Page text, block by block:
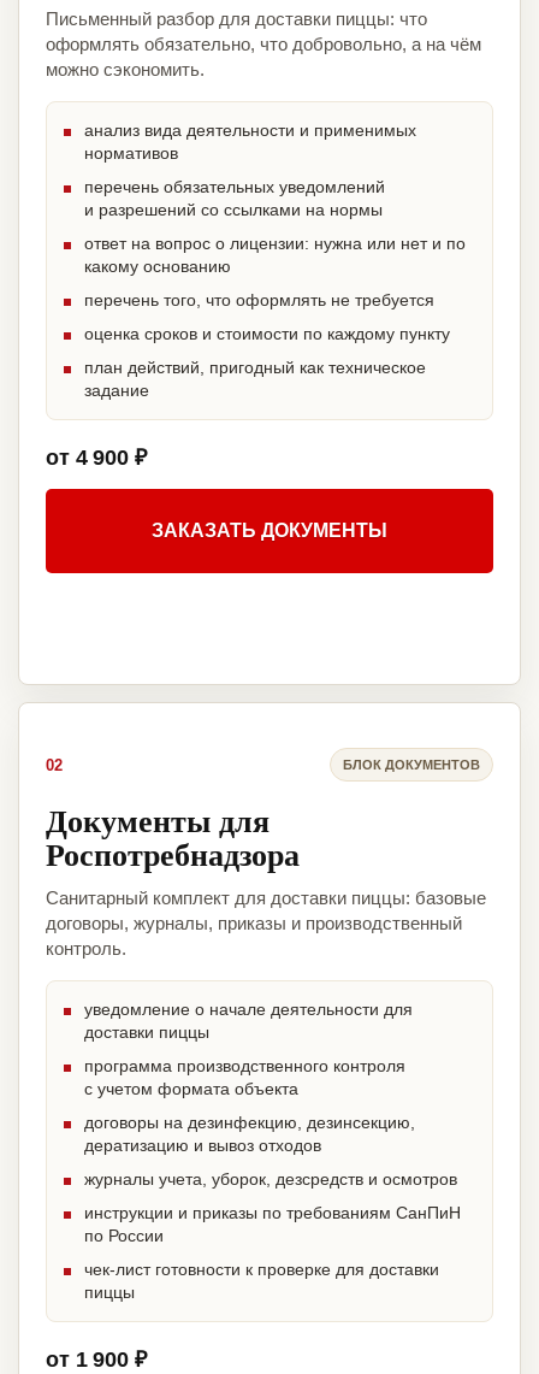
Письменный разбор для доставки пиццы: что
оформлять обязательно, что добровольно, а на чём
можно сэкономить.
анализ вида деятельности и применимых
нормативов
перечень обязательных уведомлений
и разрешений со ссылками на нормы
ответ на вопрос о лицензии: нужна или нет и по
какому основанию
перечень того, что оформлять не требуется
оценка сроков и стоимости по каждому пункту
план действий, пригодный как техническое
задание
от 4 900 ₽
ЗАКАЗАТЬ ДОКУМЕНТЫ
02 БЛОК ДОКУМЕНТОВ
Документы для
Роспотребнадзора
Санитарный комплект для доставки пиццы: базовые
договоры, журналы, приказы и производственный
контроль.
уведомление о начале деятельности для
доставки пиццы
программа производственного контроля
с учетом формата объекта
договоры на дезинфекцию, дезинсекцию,
дератизацию и вывоз отходов
журналы учета, уборок, дезсредств и осмотров
инструкции и приказы по требованиям СанПиН
по России
чек-лист готовности к проверке для доставки
пиццы
от 1 900 ₽